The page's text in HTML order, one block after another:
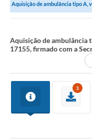
Aquisição de ambulância tipo A,
Aquisição de ambulância
17155, firmado com a
3